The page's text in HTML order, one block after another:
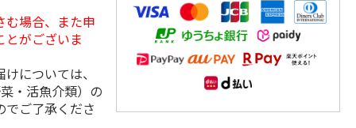
場合、また申
とがございま
については、
・活魚介類）の
ご了承くださ